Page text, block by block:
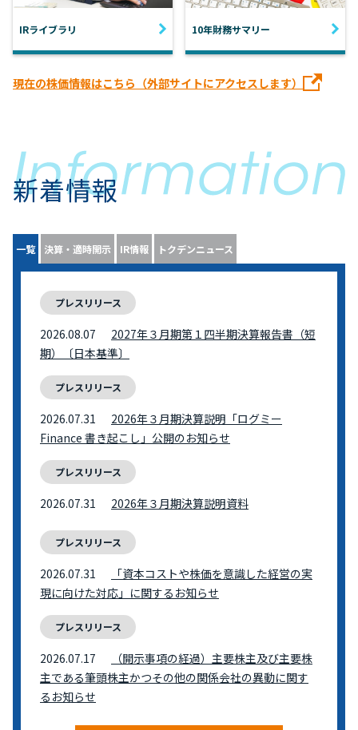
IRライブラリ 10年財務サマリー
現在の株価情報はこちら（外部サイトにアクセスします）
新着情報
一覧 決算・適時開示 IR情報 トクデンニュース
プレスリリース
2026.08.07
2027年３月期第１四半期決算報告書（短
期）〔日本基準〕
プレスリリース
2026.07.31
2026年３月期決算説明「ログミー
Finance 書き起こし」公開のお知らせ
プレスリリース
2026.07.31 2026年３月期決算説明資料
プレスリリース
2026.07.31
「資本コストや株価を意識した経営の実
現に向けた対応」に関するお知らせ
プレスリリース
2026.07.17
（開示事項の経過）主要株主及び主要株
主である筆頭株主かつその他の関係会社の異動に関す
るお知らせ